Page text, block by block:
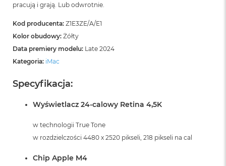
pracują i grają. Lub odwrotnie.
Kod producenta: Z1E3ZE/A/E1
Kolor obudowy: Żółty
Data premiery modelu: Late 2024
Kategoria: iMac
Specyfikacja:
Wyświetlacz 24-calowy Retina 4,5K
w technologii True Tone
w rozdzielczości 4480 x 2520 pikseli, 218 pikseli na cal
Chip Apple M4